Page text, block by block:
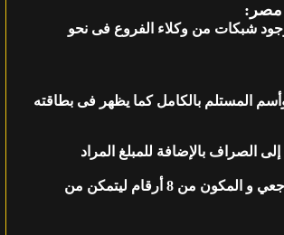
:
شبكات من وكلاء الفروع فى نحو
المستلم بالكامل كما يظهر فى بطاقته
الصراف بالإضافة للمبلغ المراد
4- أبلغ المرسل إليه : إحتفظ بإيصال العملية و أبلغ المستفيد بالرقم المرجعي و المكون من 8 أرقام ليتمكن من